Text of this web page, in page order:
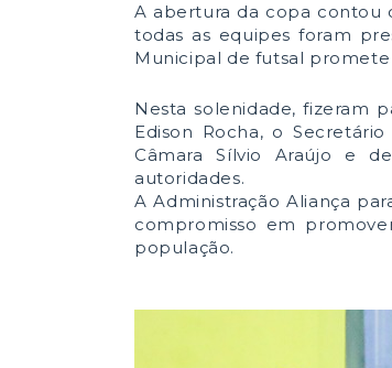
A abertura da copa contou
todas as equipes foram
Municipal de futsal
Nesta solenidade, fizeram
Edison Rocha, o
Câmara Sílvio Araújo e
autoridades.
A Administração Aliança
compromisso em
população.